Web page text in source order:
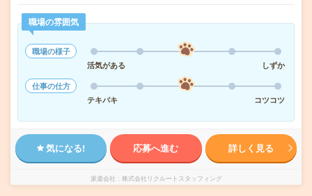
職場の雰囲気
職場の様子
活気がある
しずか
仕事の仕方
テキパキ
コツコツ
気になる! 応募へ進む 詳しく見る
派遣会社 株式会社リクルートスタッフィング